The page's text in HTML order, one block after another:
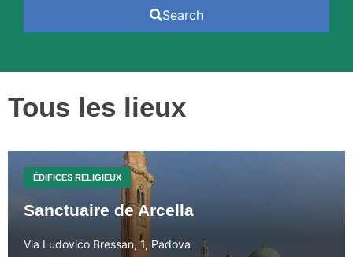
Search
Tous les lieux
ÉDIFICES RELIGIEUX
Sanctuaire de Arcella
Via Ludovico Bressan, 1, Padova